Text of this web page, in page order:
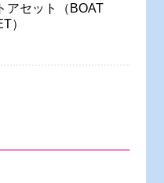
アセット（BOAT
）